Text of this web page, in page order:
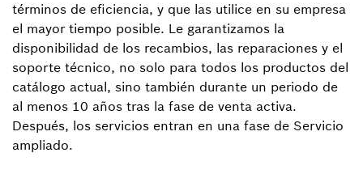
términos de eficiencia, y que las utilice en su empresa
el mayor tiempo posible. Le garantizamos la
disponibilidad de los recambios, las reparaciones y el
soporte técnico, no solo para todos los productos del
catálogo actual, sino también durante un periodo de
al menos 10 años tras la fase de venta activa.
Después, los servicios entran en una fase de Servicio
ampliado.